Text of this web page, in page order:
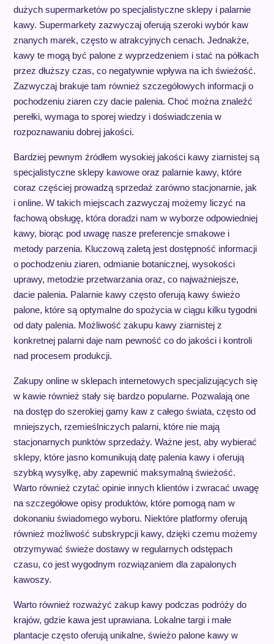
dużych supermarketów po specjalistyczne sklepy i palarnie
kawy. Supermarkety zazwyczaj oferują szeroki wybór kaw
znanych marek, często w atrakcyjnych cenach. Jednakże,
kawy te mogą być palone z wyprzedzeniem i stać na półkach
przez dłuższy czas, co negatywnie wpływa na ich świeżość.
Zazwyczaj brakuje tam również szczegółowych informacji o
pochodzeniu ziaren czy dacie palenia. Choć można znaleźć
perełki, wymaga to sporej wiedzy i doświadczenia w
rozpoznawaniu dobrej jakości.
Bardziej pewnym źródłem wysokiej jakości kawy ziarnistej są
specjalistyczne sklepy kawowe oraz palarnie kawy, które
coraz częściej prowadzą sprzedaż zarówno stacjonarnie, jak
i online. W takich miejscach zazwyczaj możemy liczyć na
fachową obsługę, która doradzi nam w wyborze odpowiedniej
kawy, biorąc pod uwagę nasze preferencje smakowe i
metody parzenia. Kluczową zaletą jest dostępność informacji
o pochodzeniu ziaren, odmianie botanicznej, wysokości
uprawy, metodzie przetwarzania oraz, co najważniejsze,
dacie palenia. Palarnie kawy często oferują kawy świeżo
palone, które są optymalne do spożycia w ciągu kilku tygodni
od daty palenia. Możliwość zakupu kawy ziarnistej z
konkretnej palarni daje nam pewność co do jakości i kontroli
nad procesem produkcji.
Zakupy online w sklepach internetowych specjalizujących się
w kawie również stały się bardzo popularne. Pozwalają one
na dostęp do szerokiej gamy kaw z całego świata, często od
mniejszych, rzemieślniczych palarni, które nie mają
stacjonarnych punktów sprzedaży. Ważne jest, aby wybierać
sklepy, które jasno komunikują datę palenia kawy i oferują
szybką wysyłkę, aby zapewnić maksymalną świeżość.
Warto również czytać opinie innych klientów i zwracać uwagę
na szczegółowe opisy produktów, które pomogą nam w
dokonaniu świadomego wyboru. Niektóre platformy oferują
również możliwość subskrypcji kawy, dzięki czemu możemy
otrzymywać świeże dostawy w regularnych odstępach
czasu, co jest wygodnym rozwiązaniem dla zapalonych
kawoszy.
Warto również rozważyć zakup kawy podczas podróży do
krajów, gdzie kawa jest uprawiana. Lokalne targi i małe
plantacje często oferują unikalne, świeżo palone kawy w